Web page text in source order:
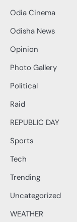
Odia Cinema
Odisha News
Opinion
Photo Gallery
Political
Raid
REPUBLIC DAY
Sports
Tech
Trending
Uncategorized
WEATHER